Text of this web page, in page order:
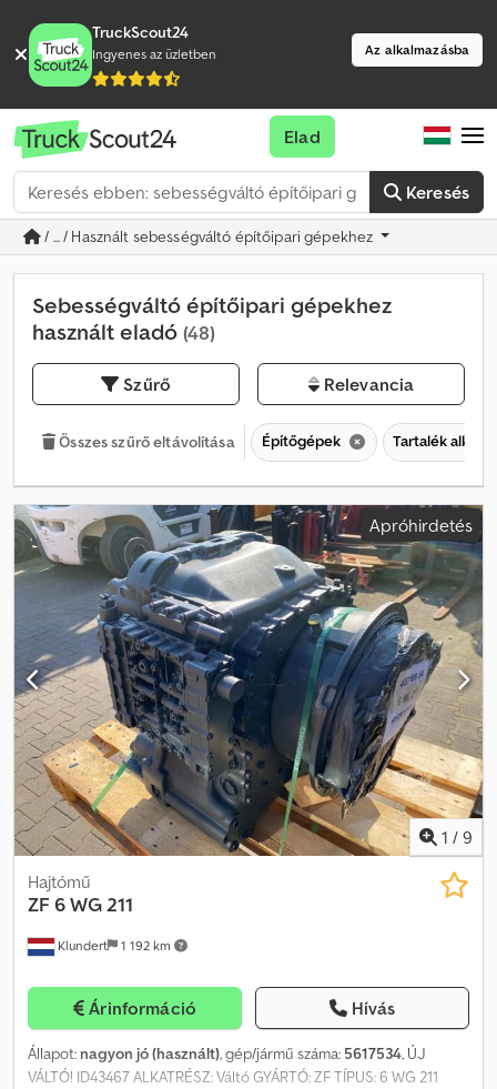
TruckScout24
Ingyenes az üzletben Az alkalmazásba
Keresés
Elad
/ ... / Használt sebességváltó építőipari gépekhez
Sebességváltó építőipari gépekhez
használt eladó (48)
Szűrő Relevancia
Összes szűrő eltávolítása Építőgépek Tartalék
Apróhirdetés
1 / 9
Klundert 1 192 km
Hajtómű
ZF 6 WG 211
Árinformáció Hívás
Állapot: nagyon jó (használt), gép/jármű száma: 5617534, ÚJ
VÁLTÓ! ID43467 ALKATRÉSZ: Váltó GYÁRTÓ: ZF TÍPUS: 6 WG 211